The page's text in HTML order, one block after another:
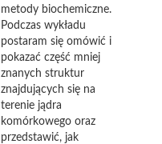
metody biochemiczne.
Podczas wykładu
postaram się omówić i
pokazać część mniej
znanych struktur
znajdujących się na
terenie jądra
komórkowego oraz
przedstawić, jak